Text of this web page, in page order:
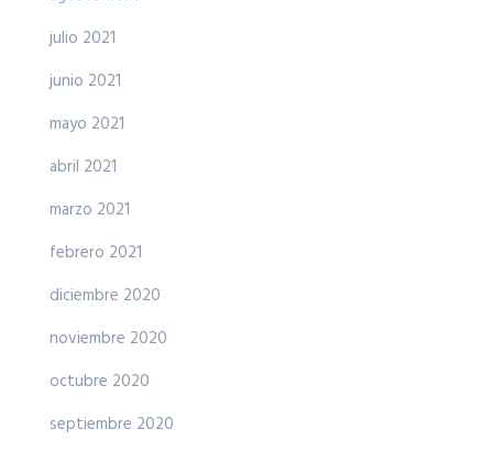
julio 2021
junio 2021
mayo 2021
abril 2021
marzo 2021
febrero 2021
diciembre 2020
noviembre 2020
octubre 2020
septiembre 2020